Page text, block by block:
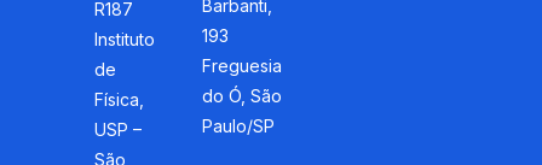
R187
Instituto
de
Física,
USP –
São
Barbanti,
193
Freguesia
do Ó, São
Paulo/SP